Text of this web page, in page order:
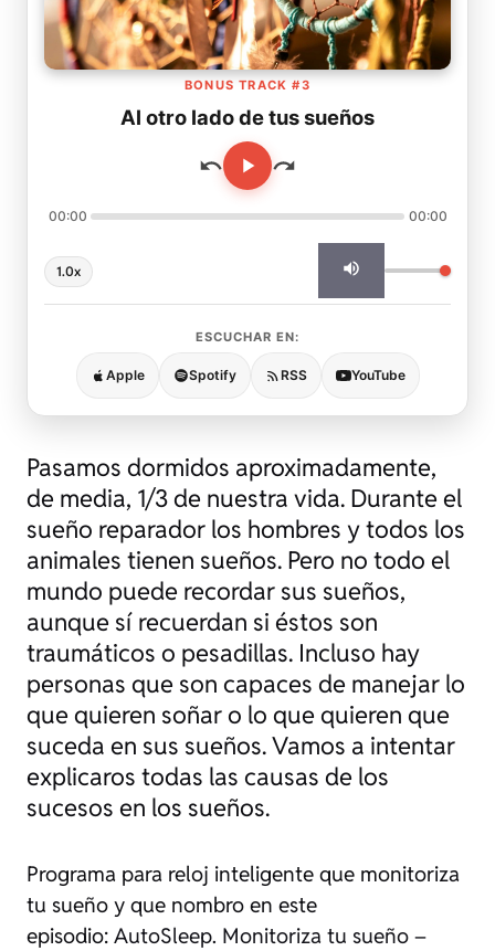
BONUS TRACK #3
Al otro lado de tus sueños
00:00 00:00
1.0x
ESCUCHAR EN:
Apple Spotify RSS YouTube
Pasamos dormidos aproximadamente,
de media, 1/3 de nuestra vida. Durante el
sueño reparador los hombres y todos los
animales tienen sueños. Pero no todo el
mundo puede recordar sus sueños,
aunque sí recuerdan si éstos son
traumáticos o pesadillas. Incluso hay
personas que son capaces de manejar lo
que quieren soñar o lo que quieren que
suceda en sus sueños. Vamos a intentar
explicaros todas las causas de los
sucesos en los sueños.
Programa para reloj inteligente que monitoriza
tu sueño y que nombro en este
episodio: AutoSleep. Monitoriza tu sueño –